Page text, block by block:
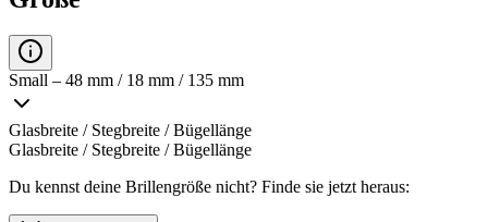
Small – 48 mm / 18 mm / 135 mm
Glasbreite / Stegbreite / Bügellänge
Glasbreite / Stegbreite / Bügellänge
Du kennst deine Brillengröße nicht? Finde sie jetzt heraus: